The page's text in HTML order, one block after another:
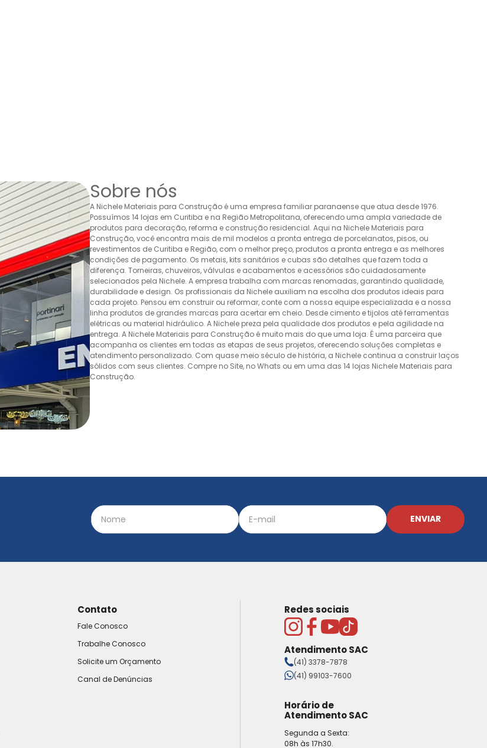
Sobre nós
A Nichele Materiais para Construção é uma empresa familiar paranaense que atua desde 1976.
Possuímos 14 lojas em Curitiba e na Região Metropolitana, oferecendo uma ampla variedade de
produtos para decoração, reforma e construção residencial. Aqui na Nichele Materiais para
Construção, você encontra mais de mil modelos a pronta entrega de porcelanatos, pisos, ou
revestimentos de Curitiba e Região, com o melhor preço, produtos a pronta entrega e as melhores
condições de pagamento. Os metais, kits sanitários e cubas são detalhes que fazem toda a
diferença. Torneiras, chuveiros, válvulas e acabamentos e acessórios são cuidadosamente
selecionados pela Nichele. A empresa trabalha com marcas renomadas, garantindo qualidade,
durabilidade e design. Os profissionais da Nichele auxiliam na escolha dos produtos ideais para
cada projeto. Pensou em construir ou reformar, conte com a nossa equipe especializada e a nossa
linha produtos de grandes marcas para acertar em cheio. Desde cimento e tijolos até ferramentas
elétricas ou material hidráulico. A Nichele preza pela qualidade dos produtos e pela agilidade na
entrega. A Nichele Materiais para Construção é muito mais do que uma loja. É uma parceira que
acompanha os clientes em todas as etapas de seus projetos, oferecendo soluções completas e
atendimento personalizado. Com quase meio século de história, a Nichele continua a construir laços
sólidos com seus clientes. Compre no Site, no Whats ou em uma das 14 lojas Nichele Materiais para
Construção.
ENVIAR
Contato
Fale Conosco
Trabalhe Conosco
Solicite um Orçamento
Canal de Denúncias
Redes sociais
Atendimento SAC
(41) 3378-7878
(41) 99103-7600
Horário de
Atendimento SAC
Segunda a Sexta:
08h às 17h30.